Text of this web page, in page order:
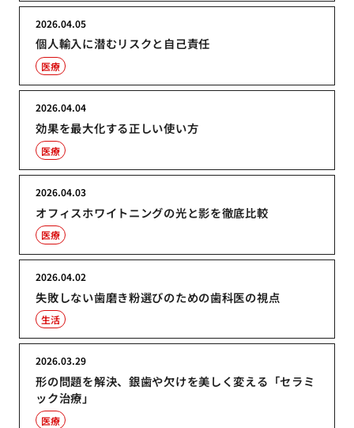
個人輸入に潜むリスクと自己責任
2026.04.05
医療
効果を最大化する正しい使い方
2026.04.04
医療
オフィスホワイトニングの光と影を徹底比較
2026.04.03
医療
失敗しない歯磨き粉選びのための歯科医の視点
2026.04.02
生活
形の問題を解決、銀歯や欠けを美しく変える「セラミ
ック治療」
2026.03.29
医療